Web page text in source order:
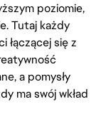
poziomie,
Tutaj każdy
łączącej się z
a pomysły
ma swój wkład